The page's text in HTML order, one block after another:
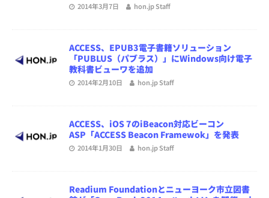
2014年3月7日 hon.jp Staff
ACCESS、EPUB3電子書籍ソリューション
「PUBLUS（パブラス）」にWindows向け電子
教科書ビューワを追加
2014年2月10日 hon.jp Staff
ACCESS、iOS 7のiBeacon対応ビーコン
ASP「ACCESS Beacon Framewok」を発表
2014年1月30日 hon.jp Staff
Readium Foundationとニューヨーク市立図書